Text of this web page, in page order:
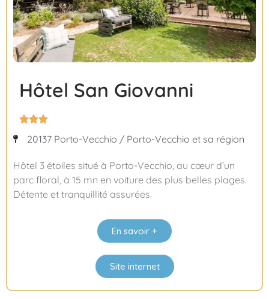
Hôtel San Giovanni

20137 Porto-Vecchio / Porto-Vecchio et sa région
Hôtel 3 étoiles situé à Porto-Vecchio, au cœur d’un
parc floral, à 15 mn en voiture des plus belles plages.
Détente et tranquillité assurées.
En savoir +
Site internet